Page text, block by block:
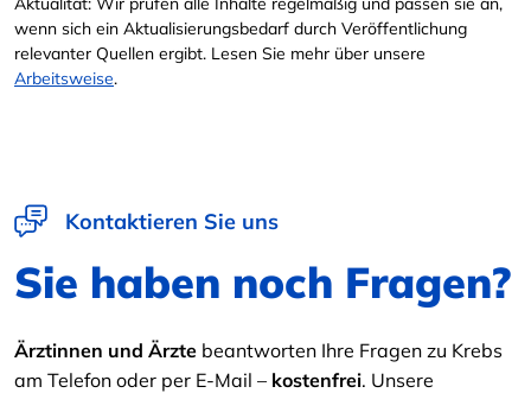
wenn sich ein Aktualisierungsbedarf durch Veröffentlichung
relevanter Quellen ergibt. Lesen Sie mehr über unsere
Arbeitsweise.
Kontaktieren Sie uns
Sie haben noch Fragen?
Ärztinnen und Ärzte beantworten Ihre Fragen zu Krebs
am Telefon oder per E-Mail – kostenfrei. Unsere